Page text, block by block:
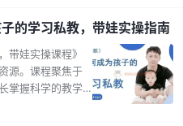
列特别强调互动性与启发性，在寓
力和动手能力。内容结合当代少年
文字，解答孩子们平时好奇的科学
补充与深化，也是孩子认识世界、
的学习私教，带娃实操指南
带娃实操课程》
源。课程聚焦于
掌握科学的教学
“学习私教”。 课